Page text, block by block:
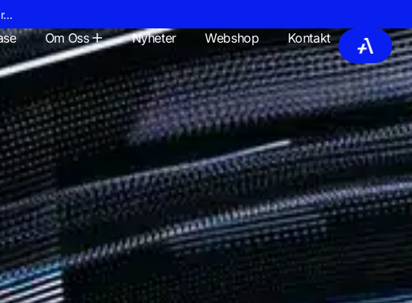
Om Oss Nyheter Webshop Kontakt